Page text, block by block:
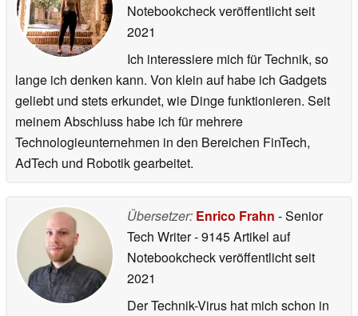
Notebookcheck veröffentlichtseit
2021
Ich interessiere mich für Technik, so
lange ich denken kann. Von klein auf habe ich Gadgets
geliebt und stets erkundet, wie Dinge funktionieren. Seit
meinem Abschluss habe ich für mehrere
Technologieunternehmen in den Bereichen FinTech,
AdTech und Robotik gearbeitet.
Übersetzer: Enrico Frahn - Senior
Tech Writer- 9145 Artikel auf
Notebookcheck veröffentlichtseit
2021
Der Technik-Virus hat mich schon in